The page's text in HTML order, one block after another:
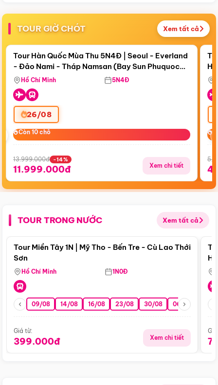
TOUR GIỜ CHÓT Xem tất cả
Còn18 ngày 19:04:42
Bay Sun Phuquoc Airways
Điểm nổi bật
Tour Hàn Quốc Mùa Thu 5N4Đ | Seoul - Everland
- Đảo Nami - Tháp Namsan (Bay Sun Phuquoc
Airways)
Hồ Chí Minh 5N4Đ
26/08
Còn 10 chỗ
Còn 10 chỗ
13.999.000đ -14%
11.999.000đ Xem chi tiết
TOUR TRONG NƯỚC Xem tất cả
Điểm nổi bật
Tour Miền Tây 1N | Mỹ Tho - Bến Tre - Cù Lao Thới
Sơn
Hồ Chí Minh 1N0Đ
09/08 14/08 16/08 23/08 30/08 06/09 13/09
Giá từ:
399.000đ Xem chi tiết